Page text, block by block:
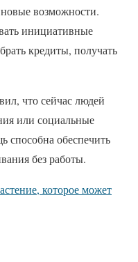
возможности.
инициативные
кредиты, получать
что сейчас людей
или социальные
способна обеспечить
без работы.
которое может